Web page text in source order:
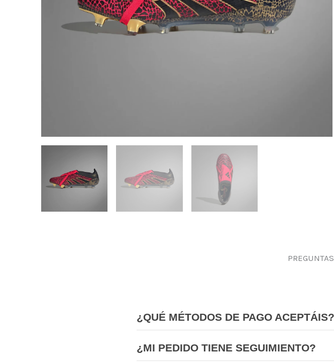
¿QUÉ MÉTODOS DE PAGO ACEPTÁIS?
¿MI PEDIDO TIENE SEGUIMIENTO?